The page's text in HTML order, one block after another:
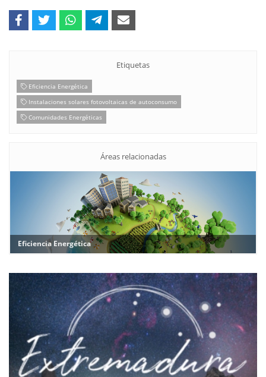
sostenible en el conjunto de la provincia.
Eficiencia Energética
Áreas relacionadas
Eficiencia Energética